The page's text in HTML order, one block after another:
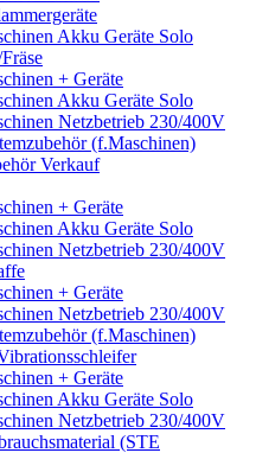
Akku Geräte Solo
+ Geräte
Akku Geräte Solo
Netzbetrieb 230/400V
(f.Maschinen)
Verkauf
+ Geräte
Akku Geräte Solo
Netzbetrieb 230/400V
+ Geräte
Netzbetrieb 230/400V
(f.Maschinen)
+ Geräte
Akku Geräte Solo
Netzbetrieb 230/400V
(STE